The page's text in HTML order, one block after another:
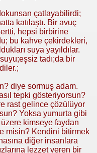
çatlayabilirdi;
katılaştı. Bir avuç
hepsi birbirine
bu kahve çekirdekleri,
suya yayıldılar.
tadı;da bir
diye sormuş adam.
tepki gösteriyorsun?
rast gelince çözülüyor
Yoksa yumurta gibi
üzere kimseye faydan
misin? Kendini bitirmek
diğer insanlara
lezzet veren bir